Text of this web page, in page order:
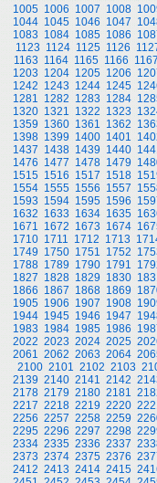
1005 1006 1007 1008
1044 1045 1046 1047
1083 1084 1085 1086
1123 1124 1125 1126
1163 1164 1165 1166 1167
1203 1204 1205 1206
1242 1243 1244 1245
1281 1282 1283 1284
1320 1321 1322 1323
1359 1360 1361 1362
1398 1399 1400 1401
1437 1438 1439 1440
1476 1477 1478 1479
1515 1516 1517 1518
1554 1555 1556 1557
1593 1594 1595 1596
1632 1633 1634 1635
1671 1672 1673 1674
1710 1711 1712 1713
1749 1750 1751 1752
1788 1789 1790 1791
1827 1828 1829 1830
1866 1867 1868 1869
1905 1906 1907 1908
1944 1945 1946 1947
1983 1984 1985 1986
2022 2023 2024 2025
2061 2062 2063 2064
2100 2101 2102 2103
2139 2140 2141 2142
2178 2179 2180 2181
2217 2218 2219 2220
2256 2257 2258 2259
2295 2296 2297 2298
2334 2335 2336 2337
2373 2374 2375 2376
2412 2413 2414 2415